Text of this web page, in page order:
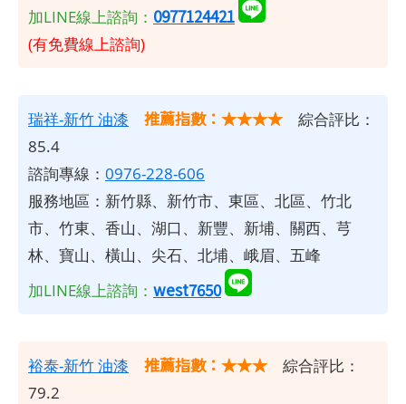
加LINE線上諮詢： 0977124421
(有免費線上諮詢)
瑞祥-新竹油漆 推薦指數：★★★★ 綜合評比：
85.4
諮詢專線： 0976-228-606
服務地區：新竹縣、新竹市、東區、北區、竹北
市、竹東、香山、湖口、新豐、新埔、關西、芎
林、寶山、橫山、尖石、北埔、峨眉、五峰
加LINE線上諮詢： west7650
裕泰-新竹油漆 推薦指數：★★★ 綜合評比：
79.2